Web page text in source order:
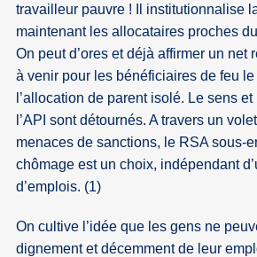
travailleur pauvre ! Il institutionnalise
maintenant les allocataires proches
On peut d’ores et déjà affirmer un net
à venir pour les bénéficiaires de feu
l’allocation de parent isolé. Le sens
l’API sont détournés. A travers un
menaces de sanctions, le RSA sous-
chômage est un choix, indépendant
d’emplois. (1)
On cultive l’idée que les gens ne
dignement et décemment de leur